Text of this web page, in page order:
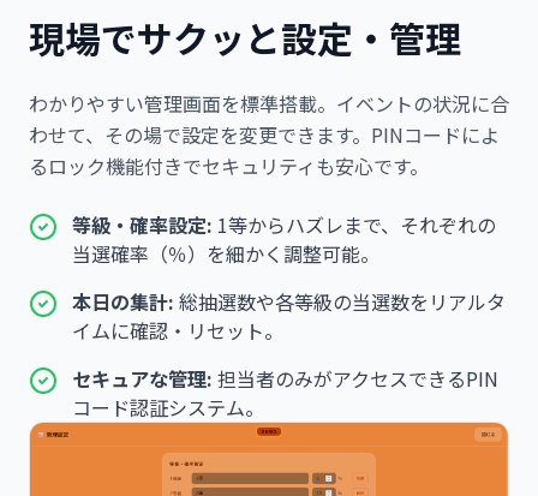
現場でサクッと設定・管理
わかりやすい管理画面を標準搭載。イベントの状況に合
わせて、その場で設定を変更できます。PINコードによ
るロック機能付きでセキュリティも安心です。
等級・確率設定: 1等からハズレまで、それぞれの
当選確率（％）を細かく調整可能。
本日の集計: 総抽選数や各等級の当選数をリアルタ
イムに確認・リセット。
セキュアな管理: 担当者のみがアクセスできるPIN
コード認証システム。